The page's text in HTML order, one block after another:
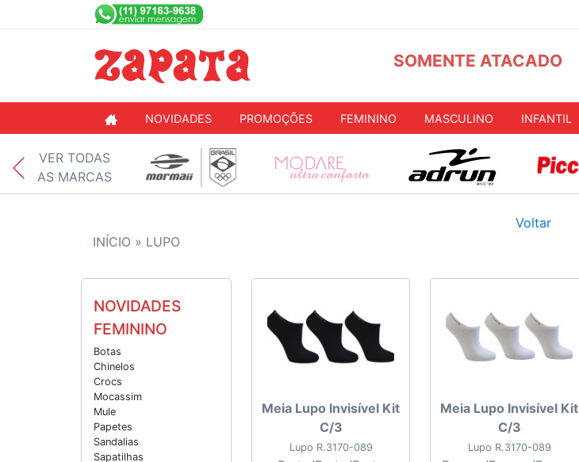
SOMENTE ATACADO
NOVIDADES PROMOÇÕES FEMININO MASCULINO INFANTIL
VER TODAS
AS MARCAS
Voltar
INÍCIO » LUPO
NOVIDADES
FEMININO
Botas
Chinelos
Crocs
Mocassim
Mule
Papetes
Sandalias
Sapatilhas
Meia Lupo Invisível Kit
C/3
Lupo R.3170-089
Meia Lupo Invisível Kit
C/3
Lupo R.3170-089